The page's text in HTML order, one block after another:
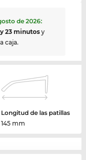
de 2026:
23 minutosy
caja.
Longitud de las patillas
145 mm